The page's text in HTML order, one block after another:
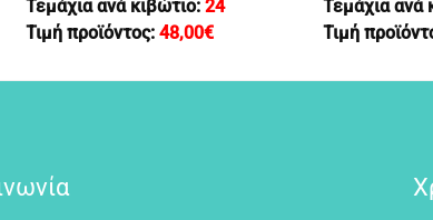
Τεμάχια ανά κιβώτιο:24
Τιμή προϊόντος:48,00€
Τεμάχια ανά
Τιμή